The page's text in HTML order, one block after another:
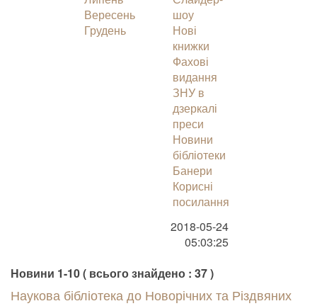
Вересень
Грудень
шоу
Нові
книжки
Фахові
видання
ЗНУ в
дзеркалі
преси
Новини
бібліотеки
Банери
Корисні
посилання
2018-05-24
05:03:25
Новини 1-10 ( всього знайдено : 37 )
Наукова бібліотека до Новорічних та Різдвяних